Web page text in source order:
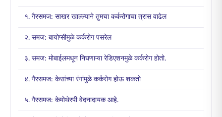
१. गैरसमज: साखर खाल्ल्याने तुमचा कर्करोगाचा त्रास वाढेल
२. समज: बायोप्सीमुळे कर्करोग पसरेल
३. समज: मोबाईलमधून निघणाऱ्या रेडिएशनमुळे कर्करोग होतो.
४. गैरसमज: केसांच्या रंगांमुळे कर्करोग होऊ शकतो
५. गैरसमज: केमोथेरपी वेदनादायक आहे.